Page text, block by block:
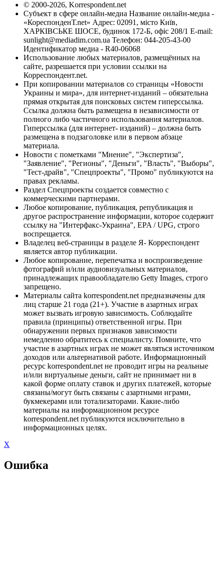
© 2000-2026, Korrespondent.net
Субъект в сфере онлайн-медиа Название онлайн-медиа -
«КореспонденТ.net» Адрес: 02091, місто Київ,
ХАРКІВСЬКЕ ШОСЕ, будинок 172-Б, офіс 208/1 E-mail:
sunlight@mediadim.com.ua Телефон: 044-205-43-00
Идентификатор медиа - R40-06068
Использование любых материалов, размещённых на
сайте, разрешается при условии ссылки на
Корреспондент.net.
При копировании материалов со страницы «Новости
Украины и мира», для интернет-изданий – обязательна
прямая открытая для поисковых систем гиперссылка.
Ссылка должна быть размещена в независимости от
полного либо частичного использования материалов.
Гиперссылка (для интернет- изданий) – должна быть
размещена в подзаголовке или в первом абзаце
материала.
Новости с пометками "Мнение", "Экспертиза",
"Заявление", "Регионы", "Деньги", "Власть", "Выборы",
"Тест-драйв", "Спецпроекты", "Промо" публикуются на
правах рекламы.
Раздел Спецпроекты создается совместно с
коммерческими партнерами.
Любое копирование, публикация, републикация и
другое распространение информации, которое содержит
ссылку на "Интерфакс-Украина", EPA / UPG, строго
воспрещается.
Владелец веб-страницы в разделе Я- Корреспондент
является автор публикации.
Любое копирование, перепечатка и воспроизведение
фотографий и/или аудиовизуальных материалов,
принадлежащих правообладателю Getty Images, строго
запрещено.
Материалы сайта korrespondent.net предназначены для
лиц старше 21 года (21+). Участие в азартных играх
может вызвать игровую зависимость. Соблюдайте
правила (принципы) ответственной игры. При
обнаружении первых признаков зависимости
немедленно обратитесь к специалисту. Помните, что
участие в азартных играх не может являться источником
доходов или альтернативой работе. Информационный
ресурс korrespondent.net не проводит игры на реальные
и/или виртуальные деньги, сайт не принимает ни в
какой форме оплату ставок и других платежей, которые
связаны/могут быть связаны с азартными играми,
букмекерами или тотализаторами. Какие-либо
материалы на информационном ресурсе
korrespondent.net публикуются исключительно в
информационных целях.
X
Ошибка